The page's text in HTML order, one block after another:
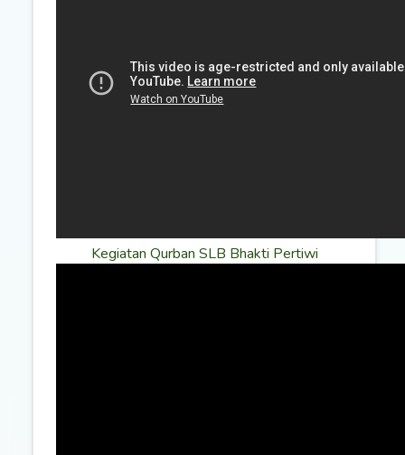
Kegiatan Qurban SLB Bhakti Pertiwi